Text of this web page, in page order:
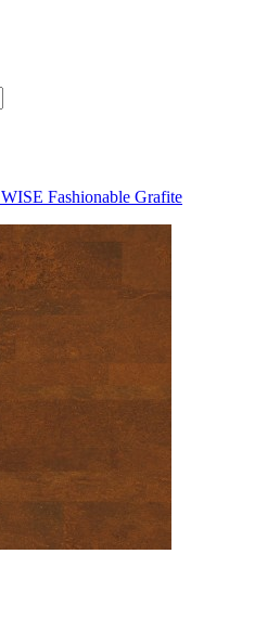
WISE Fashionable Grafite